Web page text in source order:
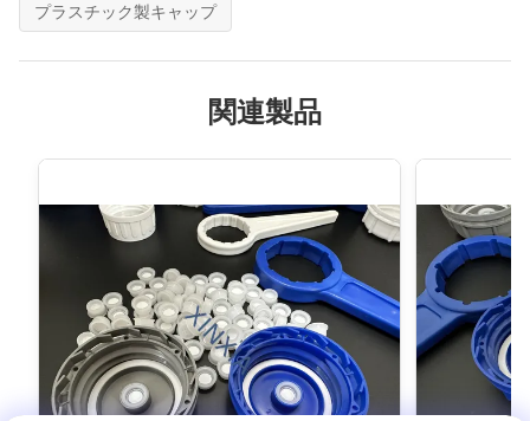
プラスチック製キャップ
関連製品